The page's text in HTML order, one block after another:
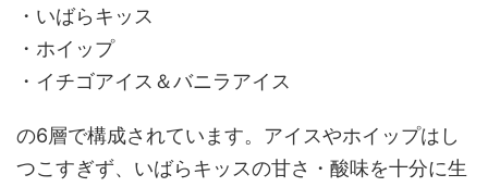
・いばらキッス
・ホイップ
・イチゴアイス＆バニラアイス
の6層で構成されています。アイスやホイップはし
つこすぎず、いばらキッスの甘さ・酸味を十分に生